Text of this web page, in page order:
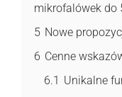
mikrofalówek do
5 Nowe
6 Cenne
6.1 Unikalne